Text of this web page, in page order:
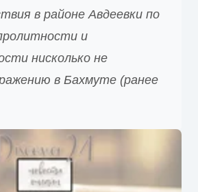
в районе Авдеевки по
и
нисколько не
в Бахмуте (ранее